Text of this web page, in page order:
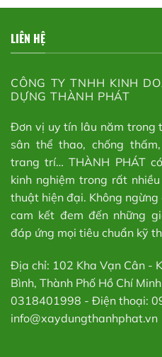
LIÊN HỆ
CÔNG TY TNHH KINH
DỰNG THÀNH PHÁT
Đơn vị uy tín lâu năm trong
sân thể thao, chống
trang trí… THÀNH PHÁT
kinh nghiệm trong rất
thuật hiện đại. Không
cam kết đem đến những
đáp ứng mọi tiêu chuẩn kỹ
Địa chỉ: 102 Kha Vạn Cân -
Bình, Thành Phố Hồ Chí
0318401998 - Điện thoại:
info@xaydungthanhphat.vn